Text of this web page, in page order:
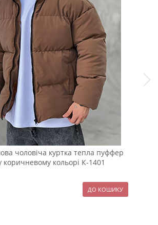
чоловіча куртка тепла пуффер
коричневому кольорі К-1401